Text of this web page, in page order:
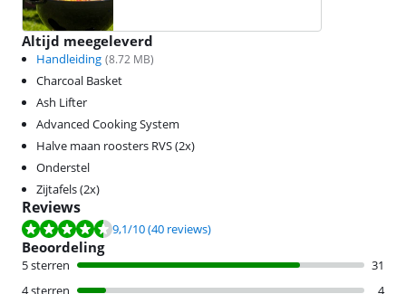
Altijd meegeleverd
Handleiding (8.72 MB)
Charcoal Basket
Ash Lifter
Advanced Cooking System
Halve maan roosters RVS (2x)
Onderstel
Zijtafels (2x)
Reviews
Beoordeling is 9,1 van de 10, gebaseerd op 40 reviews.
9,1/10(40 reviews)
Beoordeling
5 sterren
31
4 sterren
4